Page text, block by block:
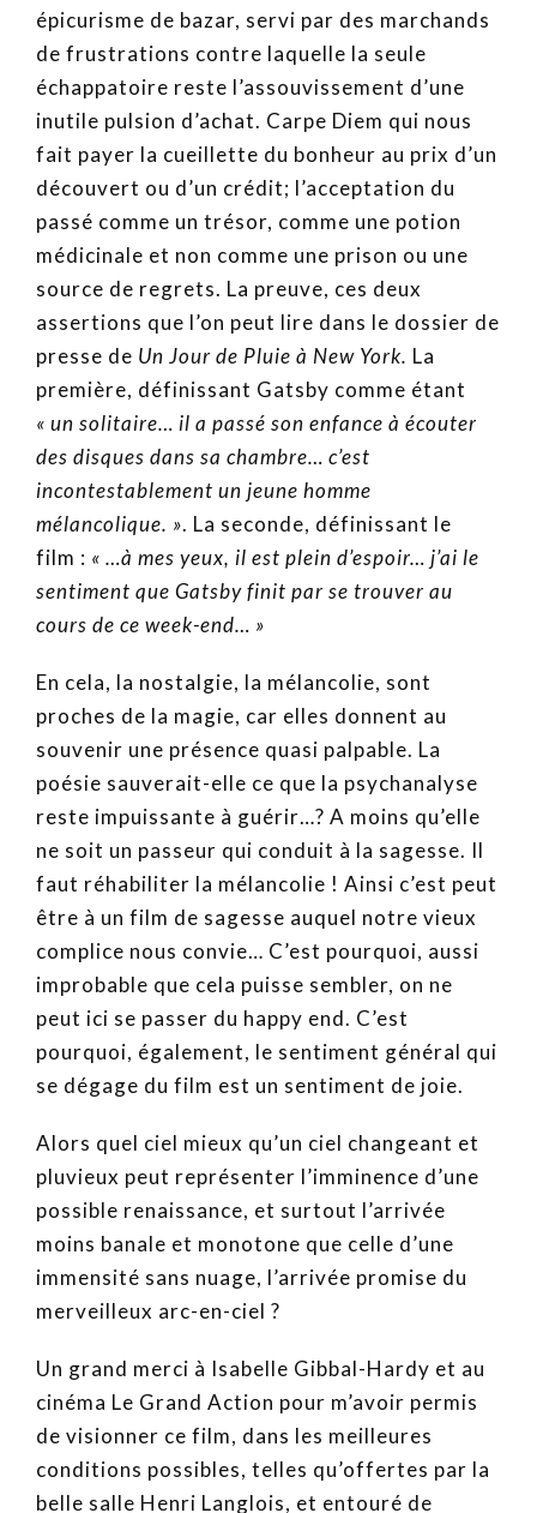
épicurisme de bazar, servi par des marchands
de frustrations contre laquelle la seule
échappatoire reste l’assouvissement d’une
inutile pulsion d’achat. Carpe Diem qui nous
fait payer la cueillette du bonheur au prix d’un
découvert ou d’un crédit; l’acceptation du
passé comme un trésor, comme une potion
médicinale et non comme une prison ou une
source de regrets. La preuve, ces deux
assertions que l’on peut lire dans le dossier de
presse de Un Jour de Pluie à New York. La
première, définissant Gatsby comme étant
« un solitaire… il a passé son enfance à écouter
des disques dans sa chambre… c’est
incontestablement un jeune homme
mélancolique. ». La seconde, définissant le
film : « …à mes yeux, il est plein d’espoir… j’ai le
sentiment que Gatsby finit par se trouver au
cours de ce week-end… »
En cela, la nostalgie, la mélancolie, sont
proches de la magie, car elles donnent au
souvenir une présence quasi palpable. La
poésie sauverait-elle ce que la psychanalyse
reste impuissante à guérir…? A moins qu’elle
ne soit un passeur qui conduit à la sagesse. Il
faut réhabiliter la mélancolie ! Ainsi c’est peut
être à un film de sagesse auquel notre vieux
complice nous convie… C’est pourquoi, aussi
improbable que cela puisse sembler, on ne
peut ici se passer du happy end. C’est
pourquoi, également, le sentiment général qui
se dégage du film est un sentiment de joie.
Alors quel ciel mieux qu’un ciel changeant et
pluvieux peut représenter l’imminence d’une
possible renaissance, et surtout l’arrivée
moins banale et monotone que celle d’une
immensité sans nuage, l’arrivée promise du
merveilleux arc-en-ciel ?
Un grand merci à Isabelle Gibbal-Hardy et au
cinéma Le Grand Action pour m’avoir permis
de visionner ce film, dans les meilleures
conditions possibles, telles qu’offertes par la
belle salle Henri Langlois, et entouré de